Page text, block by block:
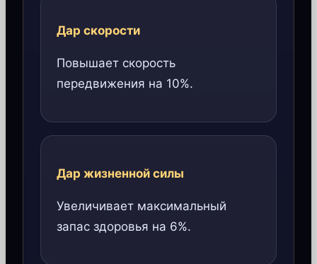
Дар скорости
Повышает скорость
передвижения на 10%.
Дар жизненной силы
Увеличивает максимальный
запас здоровья на 6%.